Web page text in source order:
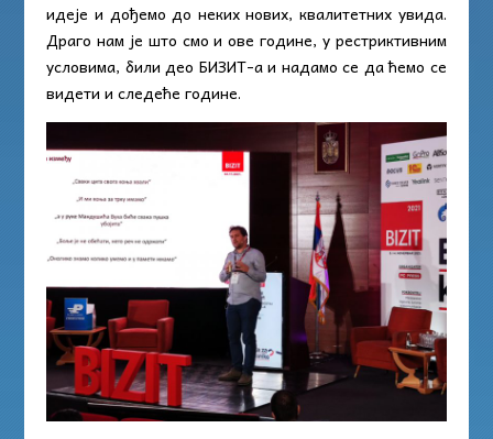
идеје и дођемо до неких нових, квалитетних увида.
Драго нам је што смо и ове године, у рестриктивним
условима, били део БИЗИТ-а и надамо се да ћемо се
видети и следеће године.